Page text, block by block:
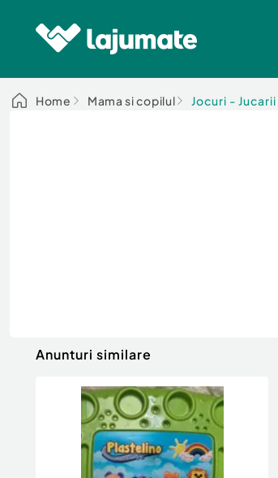
Home Mama si copilul Jocuri - Jucarii
Anunturi similare